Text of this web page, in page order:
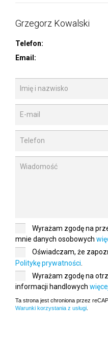
Grzegorz Kowalski
Telefon:
Email:
Wyrażam zgodę na
mnie danych osobowych
Oświadczam, że
Politykę prywatności
Wyrażam zgodę na
informacji handlowych
Ta strona jest chroniona przez
Warunki korzystania z usługi